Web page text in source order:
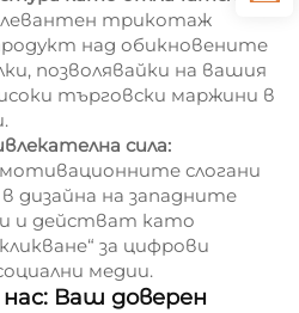
трикотаж
над обикновените
позволявайки на вашия
търговски маржини в
сила:
слогани
дизайна на западните
и действат като
за цифрови
медии.
Ваш доверен